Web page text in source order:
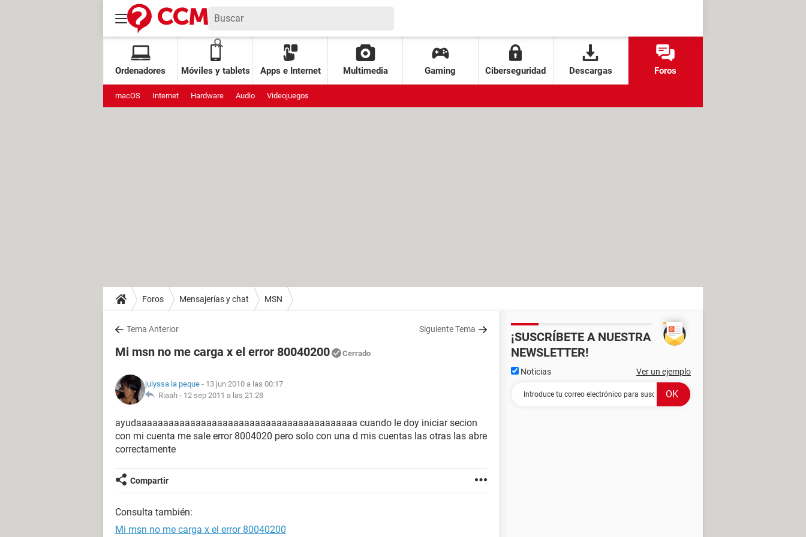
Ordenadores Móviles y tablets Apps e Internet Multimedia Gaming Ciberseguridad Descargas Foros
macOS Internet Hardware Audio Videojuegos
Foros Mensajerías y chat MSN
Tema Anterior Siguiente Tema
Mi msn no me carga x el error 80040200 Cerrado
julyssa la peque - 13 jun 2010 a las 00:17
Riaah - 12 sep 2011 a las 21:28
ayudaaaaaaaaaaaaaaaaaaaaaaaaaaaaaaaaaaaaaaaaa cuando le doy iniciar secion
con mi cuenta me sale error 8004020 pero solo con una d mis cuentas las otras las abre
correctamente
Compartir
Consulta también:
Mi msn no me carga x el error 80040200
¡SUSCRÍBETE A NUESTRA
NEWSLETTER!
Noticias Ver un ejemplo